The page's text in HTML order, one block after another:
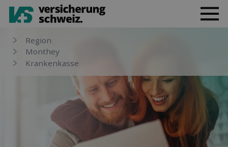
Region
Monthey
Kranken­kasse